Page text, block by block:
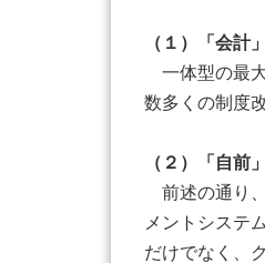
（１）「会計
一体型の最
数多くの制度
（２）「自前
前述の通り
メントシステ
だけでなく、